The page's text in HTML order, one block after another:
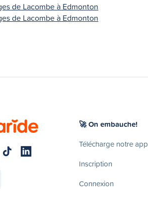
de Lacombe à Edmonton
de Lacombe à Edmonton
🚀 On embauche!
Télécharge notre app
Inscription
Connexion